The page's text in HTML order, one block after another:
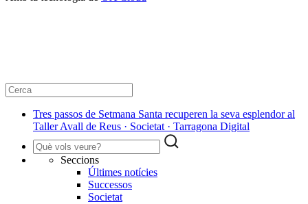
Tres passos de Setmana Santa recuperen la seva esplendor al
Taller Avall de Reus · Societat · Tarragona Digital
Seccions
Últimes notícies
Successos
Societat